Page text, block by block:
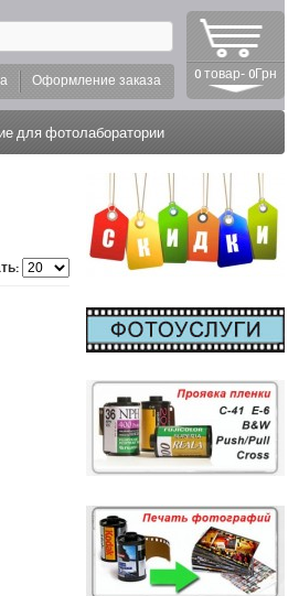
0 товар- 0Грн
Оформление заказа
для фотолаборатории